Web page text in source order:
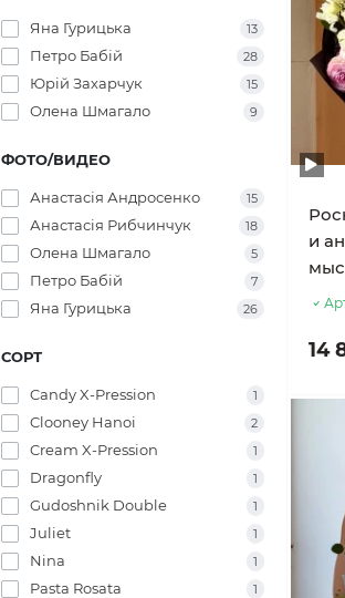
17 тюльпанов
15 тюльпанов
Яна Гурицька 13
Петро Бабій 28
Юрій Захарчук 15
Олена Шмагало 9
ФОТО/ВИДЕО
Анастасія Андросенко 15
Анастасія Рибчинчук 18
Олена Шмагало 5
Петро Бабій 7
Яна Гурицька 26
СОРТ
Candy X-Pression 1
Clooney Hanoi 2
Cream X-Pression 1
Dragonfly 1
Gudoshnik Double 1
Juliet 1
Nina 1
Pasta Rosata 1
и
14